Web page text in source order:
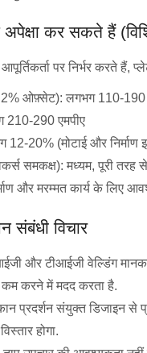
कर सकते हैं
पर निर्भर करते
ओफ़्सेट): लगभग 110-190
210-290 एमपीए
12-20% (मोटाई और निर्माण
समकक्ष): मध्यम, पूरी
और मरम्मत कार्य के लिए
संबंधी विचार
और टीआईजी वेल्डिंग
कम करने में मदद करता है.
प्रदर्शन संयुक्त डिजाइन से
होगा.